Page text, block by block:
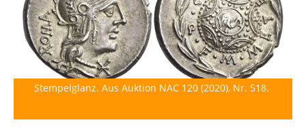
Stempelglanz. Aus Auktion NAC 120 (2020), Nr. 518.